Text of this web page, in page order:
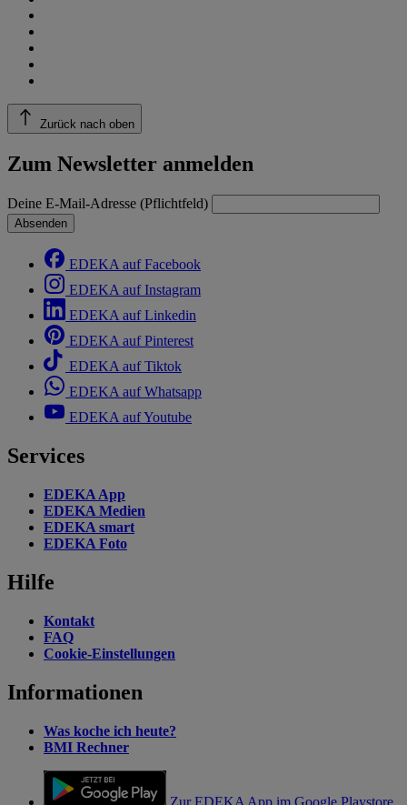
Zurück nach oben
Zum Newsletter anmelden
Deine E-Mail-Adresse (Pflichtfeld)
Absenden
EDEKA auf Facebook
EDEKA auf Instagram
EDEKA auf Linkedin
EDEKA auf Pinterest
EDEKA auf Tiktok
EDEKA auf Whatsapp
EDEKA auf Youtube
Services
EDEKA App
EDEKA Medien
EDEKA smart
EDEKA Foto
Hilfe
Kontakt
FAQ
Cookie-Einstellungen
Informationen
Was koche ich heute?
BMI Rechner
Zur EDEKA App im Google Playstore